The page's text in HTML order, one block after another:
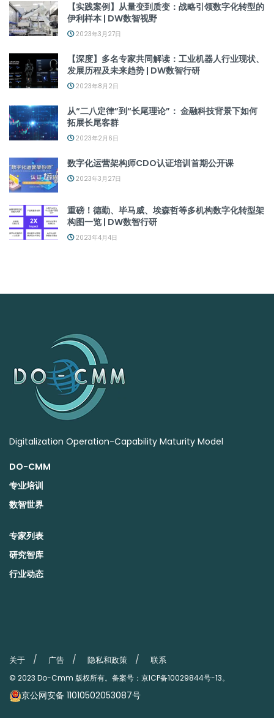
【实践案例】从量变到质变：战略引领数字化转型的
伊利样本 | DW数智视野
2023年3月27日
【深度】多名专家共同解读：工业机器人行业现状、
发展历程及未来趋势 | DW数智行研
2023年8月2日
从“二八定律”到“长尾理论”： 金融科技背景下如何
拓展长尾客群
2023年2月6日
数字化运营架构师CDO认证培训首期公开课
2023年3月27日
重磅！德勤、毕马威、埃森哲等多机构数字化转型架
构图一览 | DW数智行研
2023年4月4日
Digitalization Operation-Capability Maturity Model
DO-CMM
专业培训
数智世界
专家列表
研究智库
行业动态
关于 广告 隐私和政策 联系
© 2023 Do-Cmm 版权所有。备案号： 京ICP备10029844号-13。
京公网安备 11010502053087号